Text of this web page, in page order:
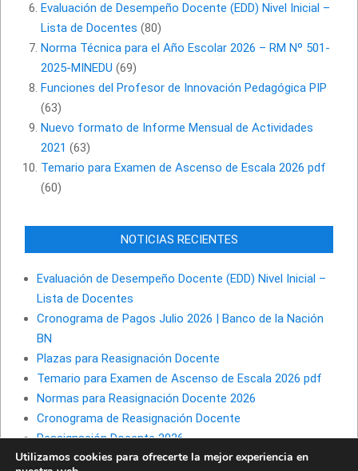
Evaluación de Desempeño Docente (EDD) Nivel Inicial –
Lista de Docentes (80)
Norma Técnica para el Año Escolar 2026 – RM Nº 501-
2025-MINEDU (69)
Funciones del Profesor de Innovación Pedagógica PIP
(63)
Nuevo formato de Informe Mensual de Actividades
2021 (63)
Temario para Examen de Ascenso de Escala 2026 pdf
(60)
NOTICIAS RECIENTES
Evaluación de Desempeño Docente (EDD) Nivel Inicial –
Lista de Docentes
Cronograma de Pagos Julio 2026 | Banco de la Nación
BN
Plazas para Reasignación Docente
Temario para Examen de Ascenso de Escala 2026 pdf
Normas para Reasignación Docente 2026
Cronograma de Reasignación Docente
Reasignación Docente 2026
Utilizamos cookies para ofrecerte la mejor experiencia en